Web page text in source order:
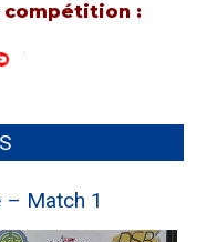
compétition :
– Match 1